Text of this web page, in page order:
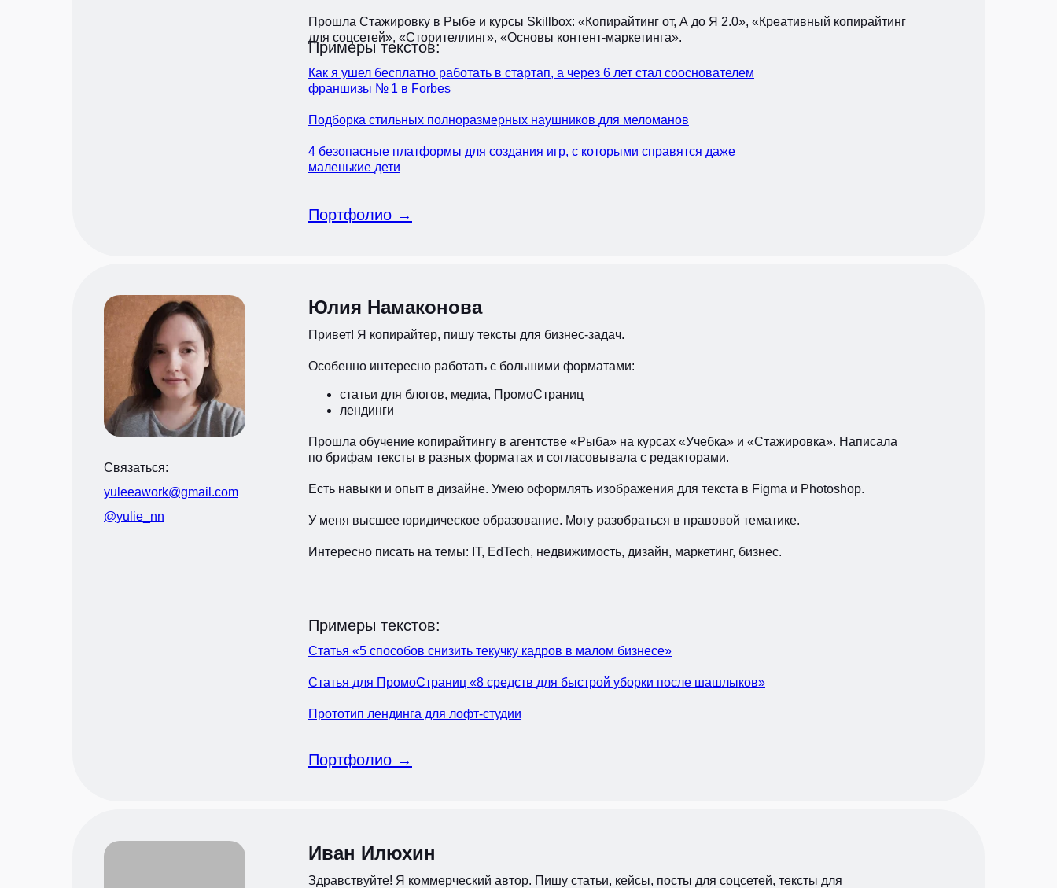
Прошла Стажировку в Рыбе и курсы Skillbox: «Копирайтинг от, А до Я 2.0», «Креативный копирайтинг
для соцсетей», «Сторителлинг», «Основы контент-маркетинга».
Примеры текстов:
Как я ушел бесплатно работать в стартап, а через 6 лет стал сооснователем
франшизы № 1 в Forbes
Подборка стильных полноразмерных наушников для меломанов
4 безопасные платформы для создания игр, с которыми справятся даже
маленькие дети
Портфолио →
Юлия Намаконова
Привет! Я копирайтер, пишу тексты для бизнес-задач.
Особенно интересно работать с большими форматами:
статьи для блогов, медиа, ПромоСтраниц
лендинги
Прошла обучение копирайтингу в агентстве «Рыба» на курсах «Учебка» и «Стажировка». Написала
по брифам тексты в разных форматах и согласовывала с редакторами.
Есть навыки и опыт в дизайне. Умею оформлять изображения для текста в Figma и Photoshop.
У меня высшее юридическое образование. Могу разобраться в правовой тематике.
Интересно писать на темы: IT, EdTech, недвижимость, дизайн, маркетинг, бизнес.
Связаться:
@yulie_nn
yuleeawork@gmail.com
Примеры текстов:
Статья «5 способов снизить текучку кадров в малом бизнесе»
Статья для ПромоСтраниц «8 средств для быстрой уборки после шашлыков»
Прототип лендинга для лофт-студии
Портфолио →
Иван Илюхин
Здравствуйте! Я коммерческий автор. Пишу статьи, кейсы, посты для соцсетей, тексты для